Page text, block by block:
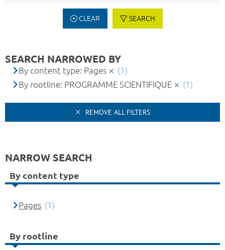
CLEAR SEARCH
SEARCH NARROWED BY
By content type: Pages
(1)
By rootline: PROGRAMME SCIENTIFIQUE
(1)
REMOVE ALL FILTERS
NARROW SEARCH
By content type
Pages (1)
By rootline